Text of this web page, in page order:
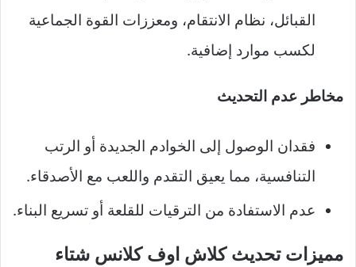
القبائل، نظام الانتقام، ومعززات القوة الجماعية
لكسب موارد إضافية.
مخاطر عدم التحديث
فقدان الوصول إلى الخوادم الجديدة أو الرتب
التنافسية، مما يعيق التقدم واللعب مع الأصدقاء.
عدم الاستفادة من الترقيات للقلعة أو تسريع البناء.
مميزات تحديث كلاش اوف كلانس شتاء